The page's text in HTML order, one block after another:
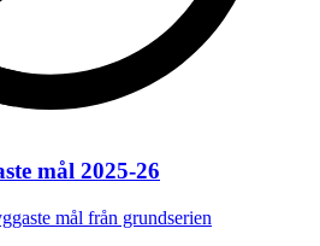
mål 2025-26
mål från grundserien